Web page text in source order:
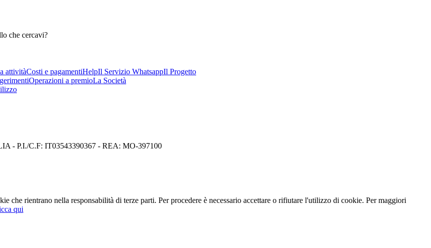
che cercavi?
attivitàCosti e pagamentiHelpIl Servizio WhatsappIl Progetto
Operazioni a premioLa Società
- P.I./C.F: IT03543390367 - REA: MO-397100
rientrano nella responsabilità di terze parti. Per procedere è necessario accettare o rifiutare l'utilizzo di cookie. Per maggiori
qui